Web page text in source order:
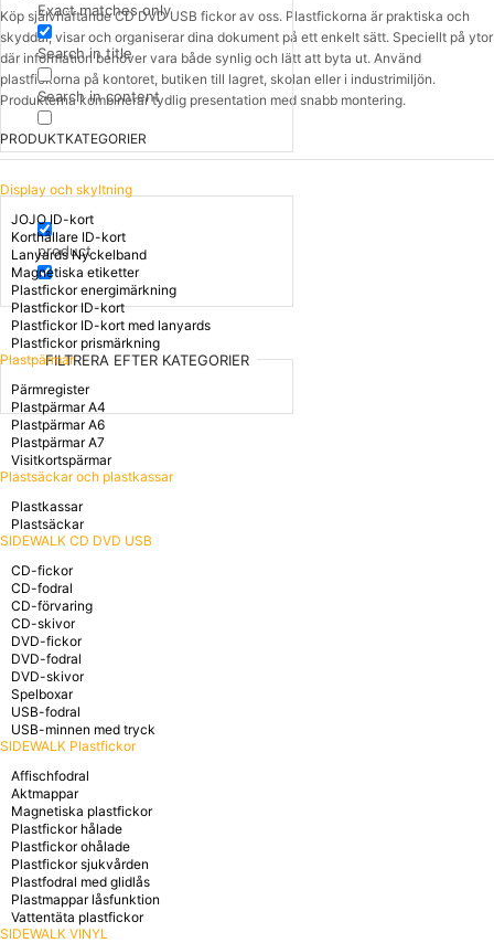
Exact matches only
Search in title
Search in content
product
FILTRERA EFTER KATEGORIER
Köp självhäftande CD DVD USB fickor av oss. Plastfickorna är praktiska och
skyddar, visar och organiserar dina dokument på ett enkelt sätt. Speciellt på ytor
där information behöver vara både synlig och lätt att byta ut. Använd
plastfickorna på kontoret, butiken till lagret, skolan eller i industrimiljön.
Produkterna kombinerar tydlig presentation med snabb montering.
PRODUKTKATEGORIER
Display och skyltning
JOJO ID-kort
Korthållare ID-kort
Lanyards Nyckelband
Magnetiska etiketter
Plastfickor energimärkning
Plastfickor ID-kort
Plastfickor ID-kort med lanyards
Plastfickor prismärkning
Plastpärmar
Pärmregister
Plastpärmar A4
Plastpärmar A6
Plastpärmar A7
Visitkortspärmar
Plastsäckar och plastkassar
Plastkassar
Plastsäckar
SIDEWALK CD DVD USB
CD-fickor
CD-fodral
CD-förvaring
CD-skivor
DVD-fickor
DVD-fodral
DVD-skivor
Spelboxar
USB-fodral
USB-minnen med tryck
SIDEWALK Plastfickor
Affischfodral
Aktmappar
Magnetiska plastfickor
Plastfickor hålade
Plastfickor ohålade
Plastfickor sjukvården
Plastfodral med glidlås
Plastmappar låsfunktion
Vattentäta plastfickor
SIDEWALK VINYL